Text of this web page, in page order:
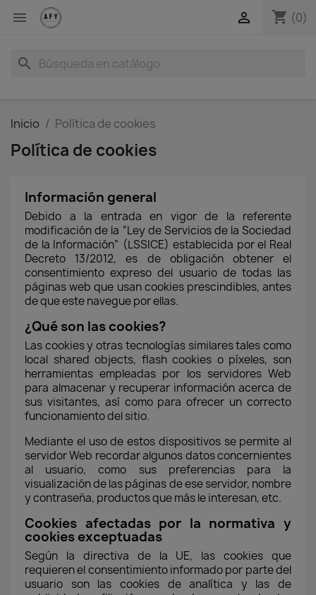
 shopping_cart (0)

search
Inicio Política de cookies
Política de cookies
Información general
Debido a la entrada en vigor de la referente
modificación de la “Ley de Servicios de la Sociedad
de la Información” (LSSICE) establecida por el Real
Decreto 13/2012, es de obligación obtener el
consentimiento expreso del usuario de todas las
páginas web que usan cookies prescindibles, antes
de que este navegue por ellas.
¿Qué son las cookies?
Las cookies y otras tecnologías similares tales como
local shared objects, flash cookies o píxeles, son
herramientas empleadas por los servidores Web
para almacenar y recuperar información acerca de
sus visitantes, así como para ofrecer un correcto
funcionamiento del sitio.
Mediante el uso de estos dispositivos se permite al
servidor Web recordar algunos datos concernientes
al usuario, como sus preferencias para la
visualización de las páginas de ese servidor, nombre
y contraseña, productos que más le interesan, etc.
Cookies afectadas por la normativa y
cookies exceptuadas
Según la directiva de la UE, las cookies que
requieren el consentimiento informado por parte del
usuario son las cookies de analítica y las de